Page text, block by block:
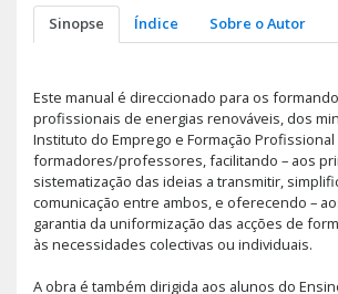
Sinopse Índice Sobre o Autor
Este manual é direccionado para os
profissionais de energias renováveis, dos
Instituto do Emprego e Formação Profissional
formadores/professores, facilitando – aos
sistematização das ideias a transmitir,
comunicação entre ambos, e oferecendo –
garantia da uniformização das acções de
às necessidades colectivas ou individuais.
A obra é também dirigida aos alunos do